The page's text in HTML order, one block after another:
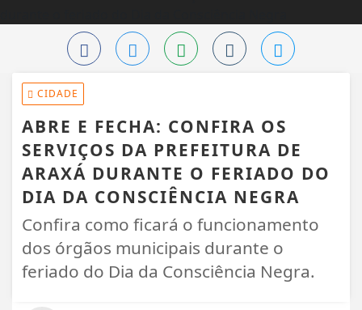
CIDADE
ABRE E FECHA: CONFIRA OS
SERVIÇOS DA PREFEITURA DE
ARAXÁ DURANTE O FERIADO DO
DIA DA CONSCIÊNCIA NEGRA
Confira como ficará o funcionamento
dos órgãos municipais durante o
feriado do Dia da Consciência Negra.